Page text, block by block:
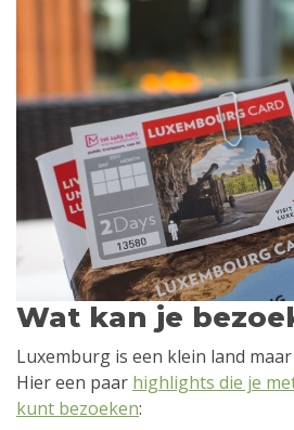
Wat kan je
Luxemburg is een klein land
Hier een paar highlights die je
kunt bezoeken: